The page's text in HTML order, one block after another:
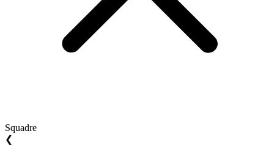
Squadre
❮